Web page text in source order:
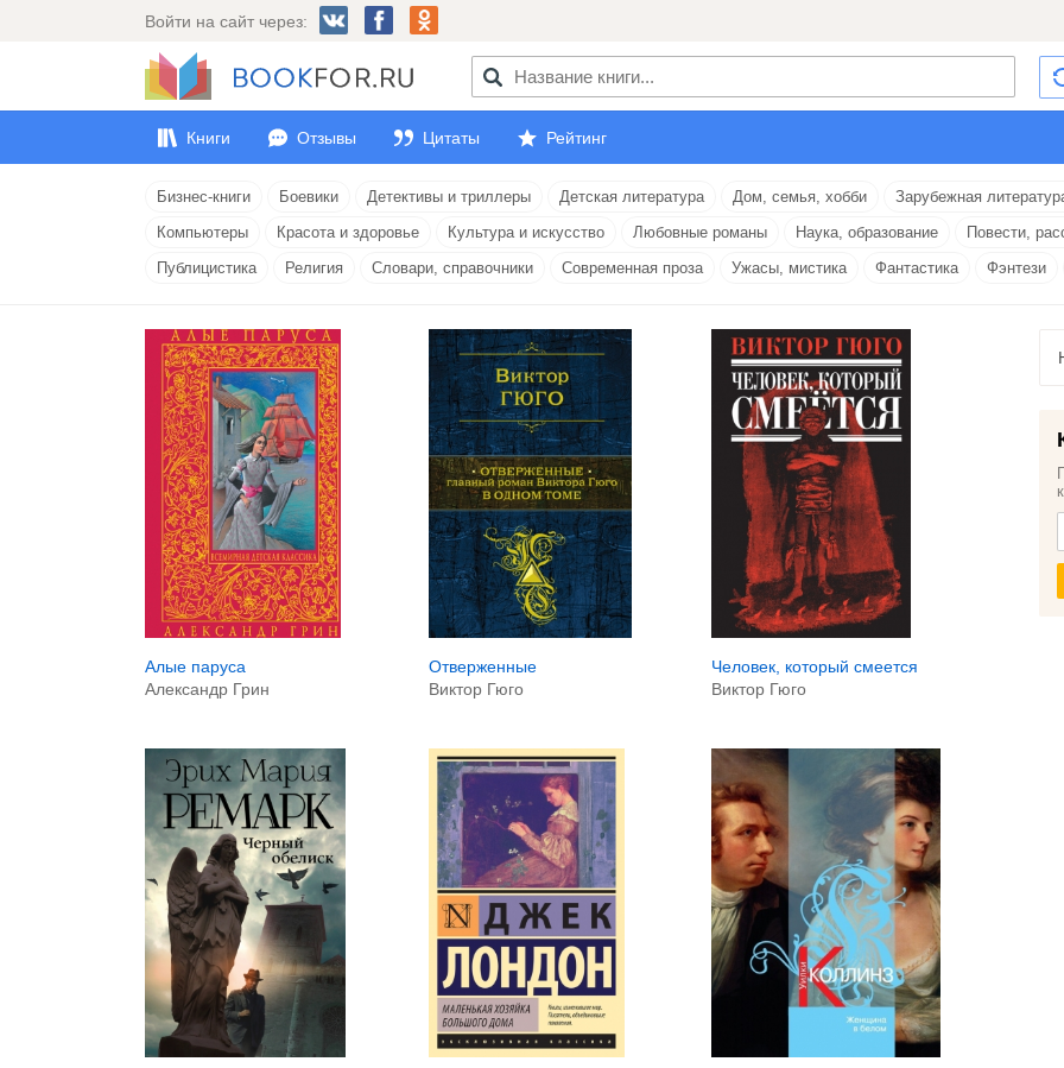
Войти на сайт через:
Книги Отзывы Цитаты Рейтинг
Бизнес-книги Боевики Детективы и триллеры Детская литература Дом, семья, хобби Зарубежная
Компьютеры
Красота и здоровье Культура и искусство Любовные романы Наука, образование Повести,
Публицистика
Религия Словари, справочники Современная проза Ужасы, мистика Фантастика Фэнтези
Алые паруса
Александр Грин
Отверженные
Виктор Гюго
Человек, который смеется
Виктор Гюго